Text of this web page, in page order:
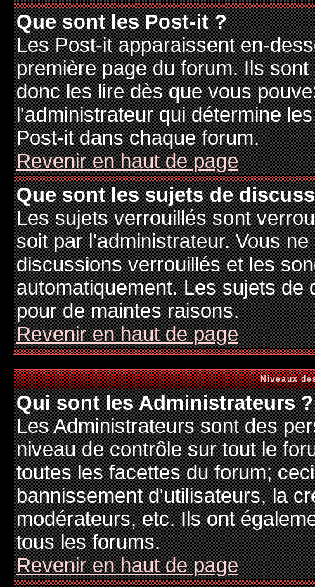
Que sont les Post-it ?
Les Post-it apparaissent en-
première page du forum. Ils
donc les lire dès que vous
l'administrateur qui détermine
Post-it dans chaque forum.
Revenir en haut de page
Que sont les sujets de
Les sujets verrouillés sont
soit par l'administrateur. Vous
discussions verrouillés et les
automatiquement. Les sujets
pour de maintes raisons.
Revenir en haut de page
Niveaux
Qui sont les Administrateurs ?
Les Administrateurs sont des
niveau de contrôle sur tout le
toutes les facettes du forum;
bannissement d'utilisateurs, la
modérateurs, etc. Ils ont
tous les forums.
Revenir en haut de page